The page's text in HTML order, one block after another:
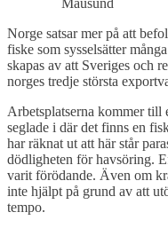
Norge satsar mer på att
fiske som sysselsätter
skapas av att Sveriges och
norges tredje största
Arbetsplatserna kommer till
seglade i där det finns en
har räknat ut att här står
dödligheten för havsöring.
varit förödande. Även om
inte hjälpt på grund av att
tempo.